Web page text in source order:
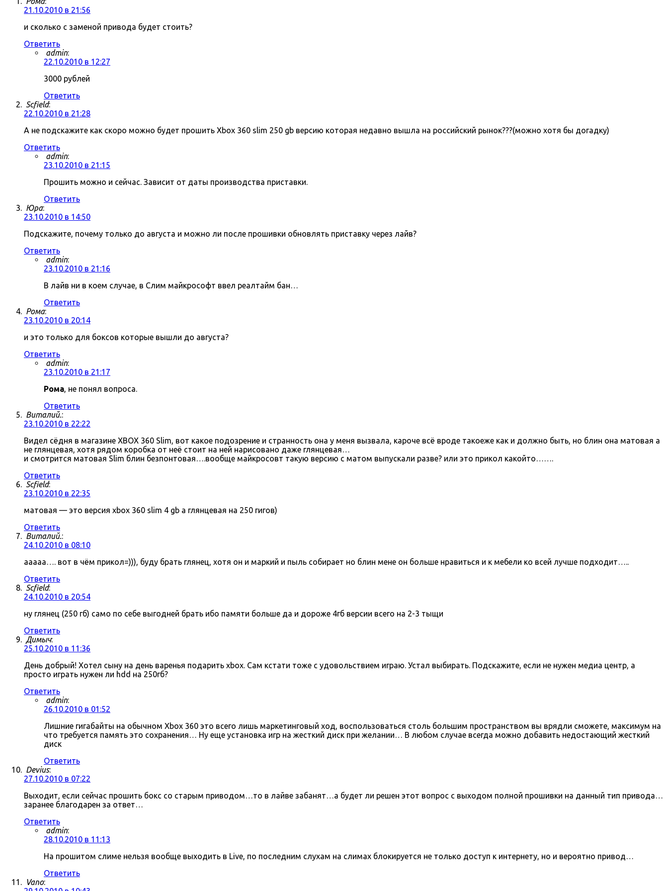
21.10.2010 в 21:56
и сколько с заменой привода будет стоить?
Ответить
admin:
22.10.2010 в 12:27
3000 рублей
Ответить
Scfield:
22.10.2010 в 21:28
А не подскажите как скоро можно будет прошить Xbox 360 slim 250 gb версию которая недавно вышла на российский рынок???(можно хотя бы догадку)
Ответить
admin:
23.10.2010 в 21:15
Прошить можно и сейчас. Зависит от даты производства приставки.
Ответить
Юра:
23.10.2010 в 14:50
Подскажите, почему только до августа и можно ли после прошивки обновлять приставку через лайв?
Ответить
admin:
23.10.2010 в 21:16
В лайв ни в коем случае, в Слим майкрософт ввел реалтайм бан…
Ответить
Рома:
23.10.2010 в 20:14
и это только для боксов которые вышли до августа?
Ответить
admin:
23.10.2010 в 21:17
Рома, не понял вопроса.
Ответить
Виталий.:
23.10.2010 в 22:22
Видел сёдня в магазине XBOX 360 Slim, вот какое подозрение и странность она у меня вызвала, кароче всё вроде такоеже как и должно быть, но блин она матовая а
не глянцевая, хотя рядом коробка от неё стоит на ней нарисовано даже глянцевая…
и смотрится матовая Slim блин безпонтовая….вообще майкросовт такую версию с матом выпускали разве? или это прикол какойто…….
Ответить
Scfield:
23.10.2010 в 22:35
матовая — это версия xbox 360 slim 4 gb а глянцевая на 250 гигов)
Ответить
Виталий.:
24.10.2010 в 08:10
ааааа…. вот в чём прикол=))), буду брать глянец, хотя он и маркий и пыль собирает но блин мене он больше нравиться и к мебели ко всей лучше подходит…..
Ответить
Scfield:
24.10.2010 в 20:54
ну глянец (250 гб) само по себе выгодней брать ибо памяти больше да и дороже 4гб версии всего на 2-3 тыщи
Ответить
Димыч:
25.10.2010 в 11:36
День добрый! Хотел сыну на день варенья подарить xbox. Сам кстати тоже с удовольствием играю. Устал выбирать. Подскажите, если не нужен медиа центр, а
просто играть нужен ли hdd на 250гб?
Ответить
admin:
26.10.2010 в 01:52
Лишние гигабайты на обычном Xbox 360 это всего лишь маркетинговый ход, воспользоваться столь большим пространством вы врядли сможете, максимум на
что требуется память это сохранения… Ну еще установка игр на жесткий диск при желании… В любом случае всегда можно добавить недостающий жесткий
диск
Ответить
Devius:
27.10.2010 в 07:22
Выходит, если сейчас прошить бокс со старым приводом…то в лайве забанят…а будет ли решен этот вопрос с выходом полной прошивки на данный тип привода…
заранее благодарен за ответ…
Ответить
admin:
28.10.2010 в 11:13
На прошитом слиме нельзя вообще выходить в Live, по последним слухам на слимах блокируется не только доступ к интернету, но и вероятно привод…
Ответить
Vano: